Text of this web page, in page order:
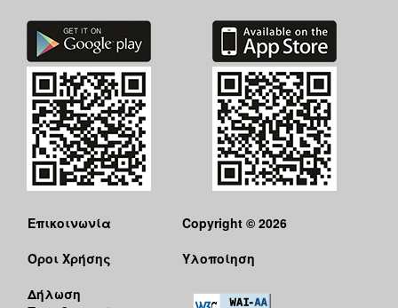
Επικοινωνία
Όροι Χρήσης
Δήλωση
Copyright © 2026
Υλοποίηση